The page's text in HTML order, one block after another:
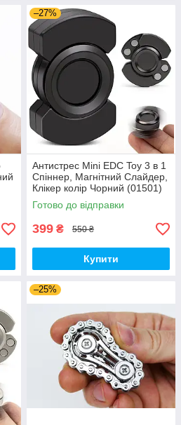
–27%
Антистрес Mini EDC Toy 3 в 1
Спіннер, Магнітний Слайдер,
Клікер колір Чорний (01501)
Готово до відправки
399 ₴ 550 ₴
Купити
–25%